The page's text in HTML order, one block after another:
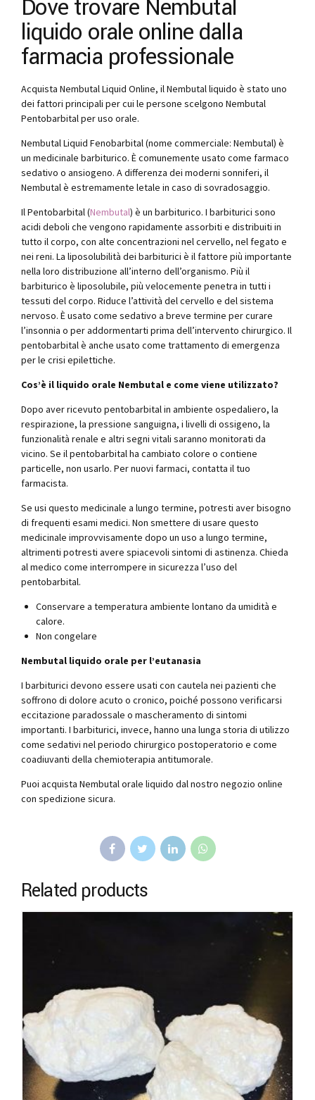
Dove trovare Nembutal
liquido orale online dalla
farmacia professionale
Acquista Nembutal Liquid Online, il Nembutal liquido è stato uno
dei fattori principali per cui le persone scelgono Nembutal
Pentobarbital per uso orale.
Nembutal Liquid Fenobarbital (nome commerciale: Nembutal) è
un medicinale barbiturico. È comunemente usato come farmaco
sedativo o ansiogeno. A differenza dei moderni sonniferi, il
Nembutal è estremamente letale in caso di sovradosaggio.
Il Pentobarbital (Nembutal) è un barbiturico. I barbiturici sono
acidi deboli che vengono rapidamente assorbiti e distribuiti in
tutto il corpo, con alte concentrazioni nel cervello, nel fegato e
nei reni. La liposolubilità dei barbiturici è il fattore più importante
nella loro distribuzione all’interno dell’organismo. Più il
barbiturico è liposolubile, più velocemente penetra in tutti i
tessuti del corpo. Riduce l’attività del cervello e del sistema
nervoso. È usato come sedativo a breve termine per curare
l’insonnia o per addormentarti prima dell’intervento chirurgico. Il
pentobarbital è anche usato come trattamento di emergenza
per le crisi epilettiche.
Cos’è il liquido orale Nembutal e come viene utilizzato?
Dopo aver ricevuto pentobarbital in ambiente ospedaliero, la
respirazione, la pressione sanguigna, i livelli di ossigeno, la
funzionalità renale e altri segni vitali saranno monitorati da
vicino. Se il pentobarbital ha cambiato colore o contiene
particelle, non usarlo. Per nuovi farmaci, contatta il tuo
farmacista.
Se usi questo medicinale a lungo termine, potresti aver bisogno
di frequenti esami medici. Non smettere di usare questo
medicinale improvvisamente dopo un uso a lungo termine,
altrimenti potresti avere spiacevoli sintomi di astinenza. Chieda
al medico come interrompere in sicurezza l’uso del
pentobarbital.
Conservare a temperatura ambiente lontano da umidità e
calore.
Non congelare
Nembutal liquido orale per l’eutanasia
I barbiturici devono essere usati con cautela nei pazienti che
soffrono di dolore acuto o cronico, poiché possono verificarsi
eccitazione paradossale o mascheramento di sintomi
importanti. I barbiturici, invece, hanno una lunga storia di utilizzo
come sedativi nel periodo chirurgico postoperatorio e come
coadiuvanti della chemioterapia antitumorale.
Puoi acquista Nembutal orale liquido dal nostro negozio online
con spedizione sicura.
Related products